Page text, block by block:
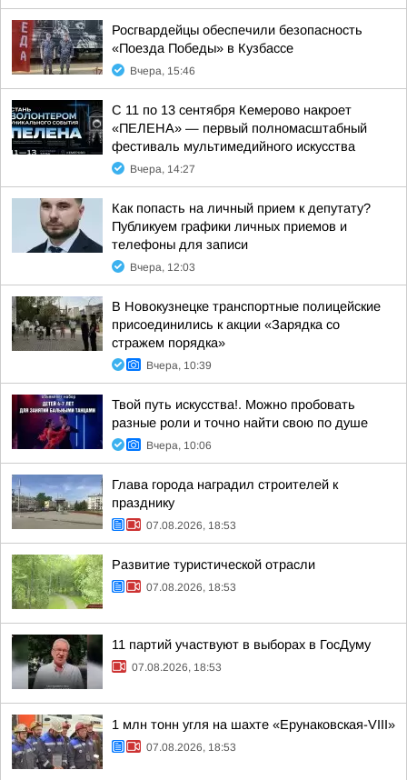
Росгвардейцы обеспечили безопасность
«Поезда Победы» в Кузбассе
Вчера, 15:46
С 11 по 13 сентября Кемерово накроет
«ПЕЛЕНА» — первый полномасштабный
фестиваль мультимедийного искусства
Вчера, 14:27
Как попасть на личный прием к депутату?
Публикуем графики личных приемов и
телефоны для записи
Вчера, 12:03
В Новокузнецке транспортные полицейские
присоединились к акции «Зарядка со
стражем порядка»
Вчера, 10:39
Твой путь искусства!. Можно пробовать
разные роли и точно найти свою по душе
Вчера, 10:06
Глава города наградил строителей к
празднику
07.08.2026, 18:53
Развитие туристической отрасли
07.08.2026, 18:53
11 партий участвуют в выборах в ГосДуму
07.08.2026, 18:53
1 млн тонн угля на шахте «Ерунаковская-VIII»
07.08.2026, 18:53